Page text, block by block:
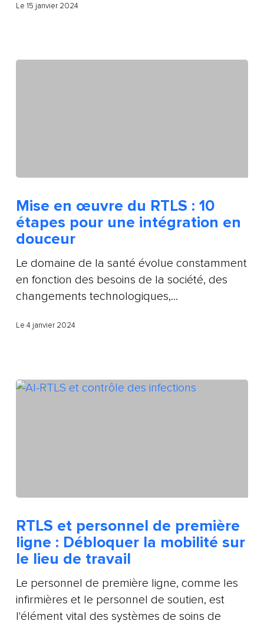
Le 15 janvier 2024
Mise en œuvre du RTLS : 10
étapes pour une intégration en
douceur
Le domaine de la santé évolue constamment
en fonction des besoins de la société, des
changements technologiques,...
Le 4 janvier 2024
RTLS et personnel de première
ligne : Débloquer la mobilité sur
le lieu de travail
Le personnel de première ligne, comme les
infirmières et le personnel de soutien, est
l'élément vital des systèmes de soins de